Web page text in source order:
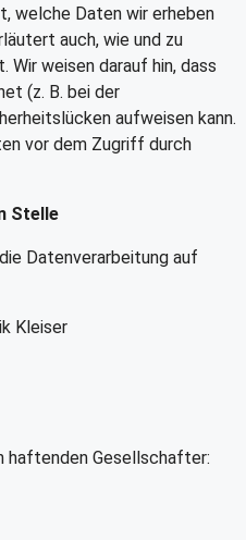
welche Daten wir erheben
auch, wie und zu
weisen darauf hin, dass
(z. B. bei der
aufweisen kann.
vor dem Zugriff durch
Stelle
Datenverarbeitung auf
Kleiser
haftenden Gesellschafter: